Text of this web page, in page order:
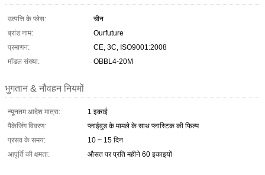
उत्पत्ति के प्लेस:
चीन
ब्रांड नाम:
Ourfuture
प्रमाणन:
CE, 3C, ISO9001:2008
मॉडल संख्या:
OBBL4-20M
भुगतान & नौवहन नियमों
न्यूनतम आदेश मात्रा:
1 इकाई
पैकेजिंग विवरण:
प्लाईवुड के मामले के साथ प्लास्टिक की फिल्म
प्रसव के समय:
10 ~ 15 दिन
आपूर्ति की क्षमता:
औसत पर प्रति महीने 60 इकाइयों